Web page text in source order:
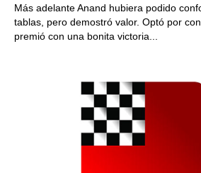
Más adelante Anand hubiera podido
tablas, pero demostró valor. Optó por
premió con una bonita victoria...